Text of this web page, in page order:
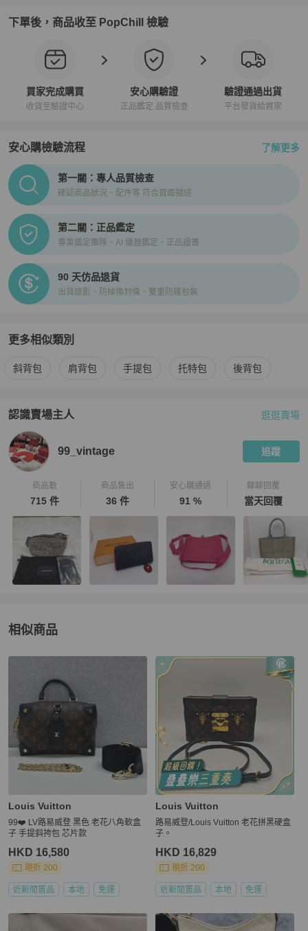
下單後，商品收至 PopChill 檢驗
買家完成購買
收貨至驗證中心
安心購驗證
正品鑑定 品質檢查
驗證通過出貨
平台發貨給買家
安心購檢驗流程 了解更多
PopChill拍拍圈正品驗證、安心購檢驗流程介紹
第一關：專人品質檢查
確認商品狀況、配件等 符合頁面描述
第二關：正品鑑定
專業鑑定團隊、AI 儀器鑑定、正品證書
90 天仿品退貨
出貨錄影、防掉換封條、雙重防護包裝
更多相似類別
更多Louis Vuitton女包 相似商品推薦
斜背包 肩背包 手提包 托特包 後背包
認識賣場主人
PopChill 拍拍圈嚴選賣家
逛逛賣場
99_vintage 追蹤
商品數
715 件
商品售出
36 件
安心購通過
91 %
聊聊回覆
當天回覆
相似商品
更多相似Louis Vuitton女包推薦精品
Louis Vuitton
99❤️ LV路易威登 黑色 老花八角軟盒
子 手提斜挎包 芯片款
HKD 16,580
現折 200
近新閒置品 本地 免運
Louis Vuitton
路易威登/Louis Vuitton 老花拼黑硬盒
子。
HKD 16,829
現折 200
近新閒置品 本地 免運